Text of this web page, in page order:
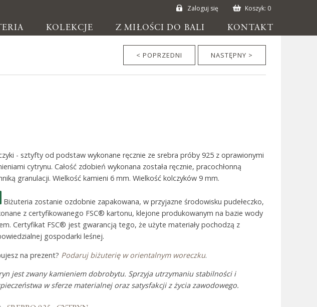
Zaloguj się Koszyk: 0
KOLEKCJE Z MIŁOŚCI DO BALI KONTAKT
Biżuteria
Pierścionki
Broszki
Inne
Z miłości do Bali
< POPRZEDNI NASTĘPNY >
- sztyfty od podstaw wykonane ręcznie ze srebra próby 925 z oprawionymi
cytrynu. Całość zdobień wykonana została ręcznie, pracochłonną
granulacji. Wielkość kamieni 6 mm. Wielkość kolczyków 9 mm.
Biżuteria zostanie ozdobnie zapakowana, w przyjazne środowisku pudełeczko,
z certyfikowanego FSC® kartonu, klejone produkowanym na bazie wody
Certyfikat FSC® jest gwarancją tego, że użyte materiały pochodzą z
gospodarki leśnej.
na prezent? Podaruj biżuterię w orientalnym woreczku.
jest zwany kamieniem dobrobytu. Sprzyja utrzymaniu stabilności i
w sferze materialnej oraz satysfakcji z życia zawodowego.